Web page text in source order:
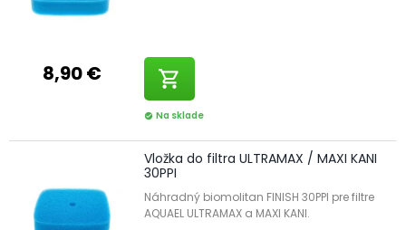
8,90 € shopping_cart
check_circle Na sklade
Vložka do filtra ULTRAMAX / MAXI KANI
30PPI
Náhradný biomolitan FINISH 30PPI pre filtre
AQUAEL ULTRAMAX a MAXI KANI.